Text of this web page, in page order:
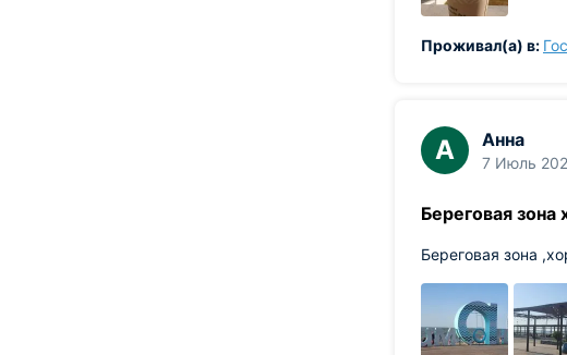
Проживал(а) в:
А Анна
7 Июль
Береговая
Береговая зона